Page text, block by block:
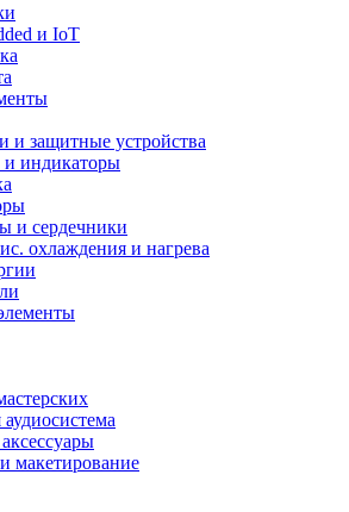
и IoT
и защитные устройства
и индикаторы
и сердечники
охлаждения и нагрева
макетирование